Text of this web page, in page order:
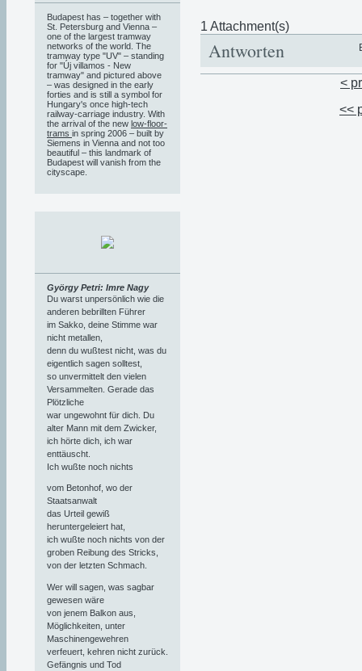
1 Attachment(s)
Antworten
<
<<
Budapest has – together with
St. Petersburg and Vienna –
one of the largest tramway
networks of the world. The
tramway type "UV" – standing
for "Új villamos - New
tramway" and pictured above
– was designed in the early
forties and is still a symbol for
Hungary's once high-tech
railway-carriage industry. With
the arrival of the new low-floor-
trams in spring 2006 – built by
Siemens in Vienna and not too
beautiful – this landmark of
Budapest will vanish from the
cityscape.
György Petri: Imre Nagy
Du warst unpersönlich wie die
anderen bebrillten Führer
im Sakko, deine Stimme war
nicht metallen,
denn du wußtest nicht, was du
eigentlich sagen solltest,
so unvermittelt den vielen
Versammelten. Gerade das
Plötzliche
war ungewohnt für dich. Du
alter Mann mit dem Zwicker,
ich hörte dich, ich war
enttäuscht.
Ich wußte noch nichts
vom Betonhof, wo der
Staatsanwalt
das Urteil gewiß
heruntergeleiert hat,
ich wußte noch nichts von der
groben Reibung des Stricks,
von der letzten Schmach.
Wer will sagen, was sagbar
gewesen wäre
von jenem Balkon aus,
Möglichkeiten, unter
Maschinengewehren
verfeuert, kehren nicht zurück.
Gefängnis und Tod